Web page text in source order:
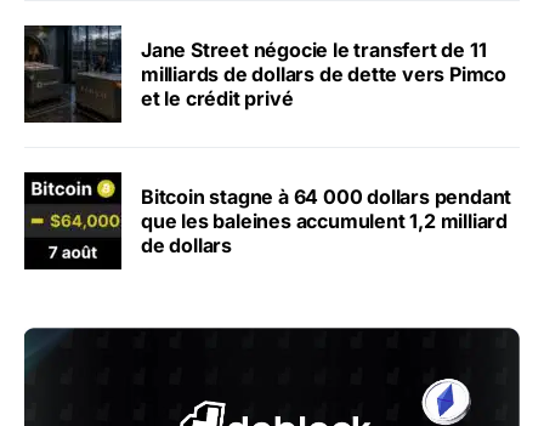
Jane Street négocie le transfert de 11
milliards de dollars de dette vers Pimco
et le crédit privé
Bitcoin stagne à 64 000 dollars pendant
que les baleines accumulent 1,2 milliard
de dollars